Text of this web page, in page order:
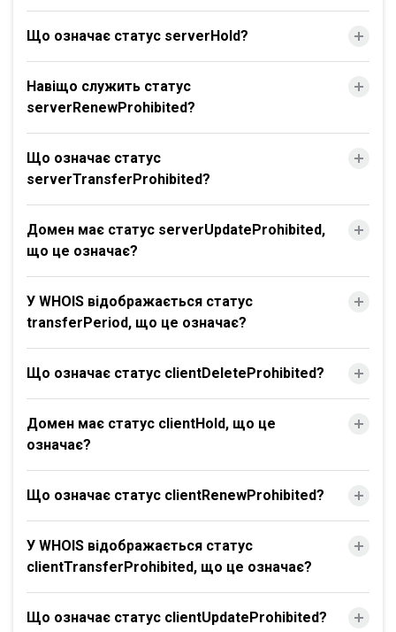
Що означає статус serverHold?
Навіщо служить статус
serverRenewProhibited?
Що означає статус
serverTransferProhibited?
Домен має статус serverUpdateProhibited,
що це означає?
У WHOIS відображається статус
transferPeriod, що це означає?
Що означає статус clientDeleteProhibited?
Домен має статус clientHold, що це
означає?
Що означає статус clientRenewProhibited?
У WHOIS відображається статус
clientTransferProhibited, що це означає?
Що означає статус clientUpdateProhibited?